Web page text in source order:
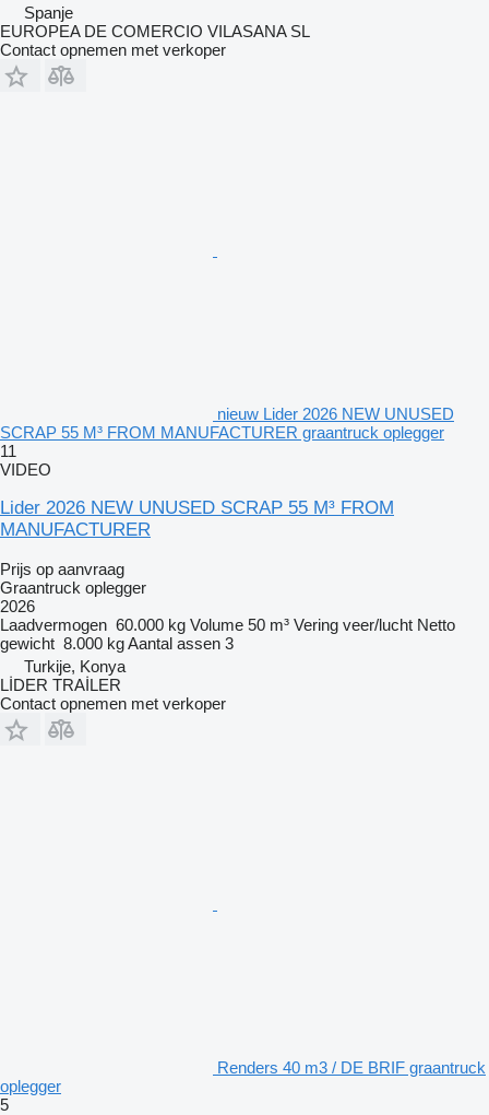
Spanje
EUROPEA DE COMERCIO VILASANA SL
Contact opnemen met verkoper
nieuw Lider 2026 NEW UNUSED
SCRAP 55 M³ FROM MANUFACTURER graantruck oplegger
11
VIDEO
Lider 2026 NEW UNUSED SCRAP 55 M³ FROM
MANUFACTURER
Prijs op aanvraag
Graantruck oplegger
2026
Laadvermogen 60.000 kg Volume 50 m³ Vering veer/lucht Netto
gewicht 8.000 kgAantal assen 3
Turkije, Konya
LİDER TRAİLER
Contact opnemen met verkoper
Renders 40 m3 / DE BRIF graantruck
oplegger
5